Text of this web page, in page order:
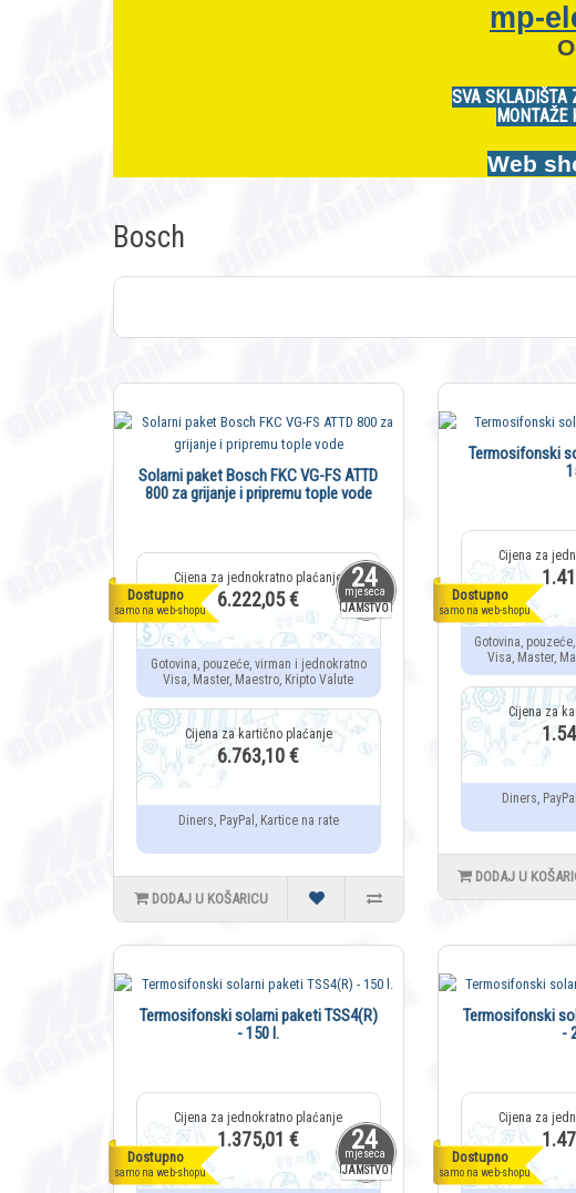
mp-
SVA SKLADIŠTA
MONTAŽE
Web
Bosch
24
mjeseca
JAMSTVO
Dostupno
samo na web-shopu
Solarni paket Bosch FKC VG-FS ATTD
800 za grijanje i pripremu tople vode
6.222,05 €
Gotovina, pouzeće, virman i jednokratno
Visa, Master, Maestro, Kripto Valute
6.763,10 €
Diners, PayPal, Kartice na rate
DODAJ U KOŠARICU
Dostupno
samo na web-shopu
Termosifonski
Gotovina,
Visa, Master,
Diners,
DODAJ U
24
mjeseca
JAMSTVO
Dostupno
samo na web-shopu
Termosifonski solarni paketi TSS4(R)
- 150 l.
1.375,01 €
Dostupno
samo na web-shopu
Termosifonski
-